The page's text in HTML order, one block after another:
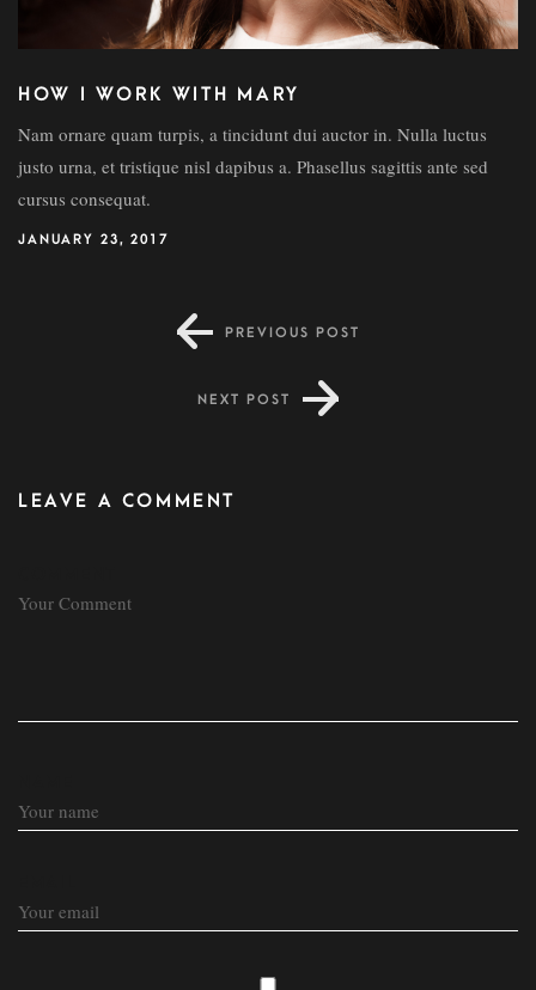
HOW I WORK WITH MARY
Nam ornare quam turpis, a tincidunt dui auctor in. Nulla luctus
justo urna, et tristique nisl dapibus a. Phasellus sagittis ante sed
cursus consequat.
JANUARY 23, 2017
PREVIOUS POST
NEXT POST
LEAVE A COMMENT